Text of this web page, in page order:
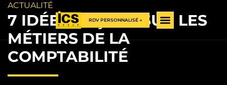
RDV PERSONNALISÉ →
ACTUALITÉ
7 IDÉES REÇUES SUR LES
MÉTIERS DE LA
COMPTABILITÉ